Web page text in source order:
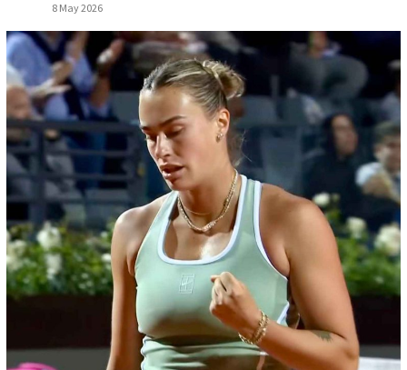
8 May 2026